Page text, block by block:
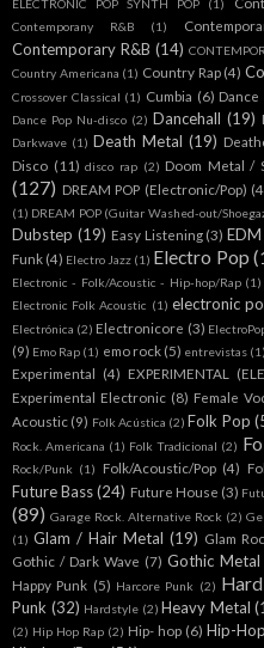
ELECTRONIC POP SYNTH POP
(1)
Contemporany R&B (1)
Contemporary R&B (14)
Country Americana (1) Country Rap (4)
Crossover Classical (1) Cumbia (6) Dance
Dance Pop Nu-disco (2) Dancehall (19)
Darkwave (1) Death Metal (19)
Disco (11) disco rap (2) Doom Metal /
(127) DREAM POP (Electronic/Pop)
(1) DREAM POP (Guitar Washed-out/
Dubstep (19) Easy Listening (3) EDM
Funk (4) Electro Jazz (1) Electro Pop
Electronic - Folk/Acoustic - Hip-hop/Rap (1)
Electronic Folk Acoustic (1) electronic
Electrónica (2) Electronicore (3)
(9) Emo Rap (1) emo rock (5) entrevistas (1)
Experimental (4) EXPERIMENTAL
Experimental Electronic (8) Female
Acoustic (9) Folk Acústica (2) Folk Pop
Rock. Americana (1) Folk Tradicional (2)
Rock/Punk (1) Folk/Acoustic/Pop (4)
Future Bass (24) Future House (3)
(89) Garage Rock. Alternative Rock (2)
(1) Glam / Hair Metal (19) Glam
Gothic / Dark Wave (7) Gothic Metal
Happy Punk (5) Harcore Punk (2)
Punk (32) Hardstyle (2) Heavy Metal
(2) Hip Hop Rap (2) Hip- hop (6) Hip-Hop